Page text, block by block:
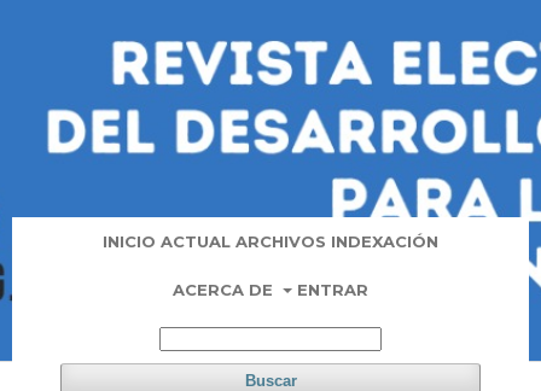
INICIO ACTUAL ARCHIVOS INDEXACIÓN
ACERCA DE ENTRAR
Buscar